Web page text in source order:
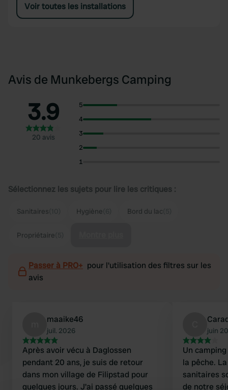
Voir toutes les installations
Avis de Munkebergs Camping
3.9
20 avis
5
4
3
2
1
Sélectionnez les sujets pour lire les critiques :
Sanitaires Hygiène Bord du lac
Propriétaire
Passer à PRO+ pour l'utilisation des filtres sur les
avis
maaike46
juil. 2026
Après avoir vécu à Daglossen
pendant 20 ans, je suis de retour
dans mon village de Filipstad pour
quelques jours. J'ai passé quelques
juin
Un
la pêche.
sanitaires
de notre